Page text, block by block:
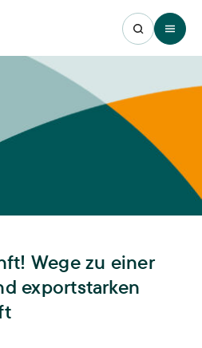
Open
Wege zu einer
exportstarken